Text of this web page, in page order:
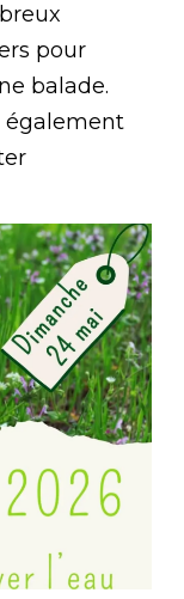
pour
balade.
également